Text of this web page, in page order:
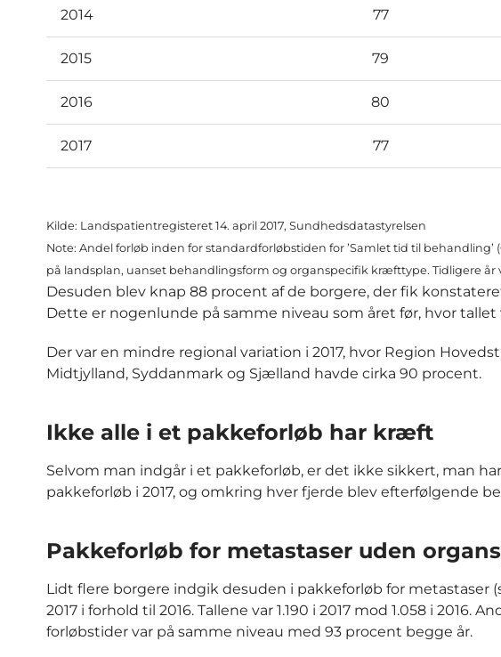
2014 77
2015 79
2016 80
2017 77
Kilde: Landspatientregisteret 14. april 2017, Sundhedsdatastyrelsen
Note: Andel forløb inden for standardforløbstiden for ’Samlet tid til
på landsplan, uanset behandlingsform og organspecifik kræfttype. Tidligere år
Desuden blev knap 88 procent af de borgere, der fik
Dette er nogenlunde på samme niveau som året før, hvor tallet
Der var en mindre regional variation i 2017, hvor Region
Midtjylland, Syddanmark og Sjælland havde cirka 90 procent.
Ikke alle i et pakkeforløb har kræft
Selvom man indgår i et pakkeforløb, er det ikke sikkert, man
pakkeforløb i 2017, og omkring hver fjerde blev efterfølgende
Pakkeforløb for metastaser uden
Lidt flere borgere indgik desuden i pakkeforløb for
2017 i forhold til 2016. Tallene var 1.190 i 2017 mod 1.058 i
forløbstider var på samme niveau med 93 procent begge år.